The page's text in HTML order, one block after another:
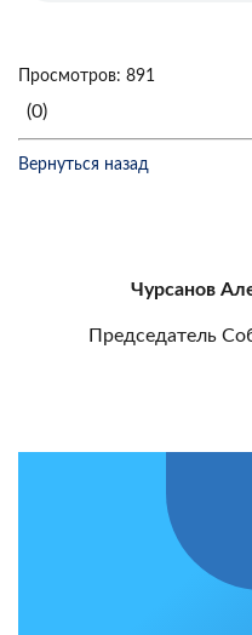
Просмотров: 891
(0)
Вернуться назад
Чурсанов
Председатель